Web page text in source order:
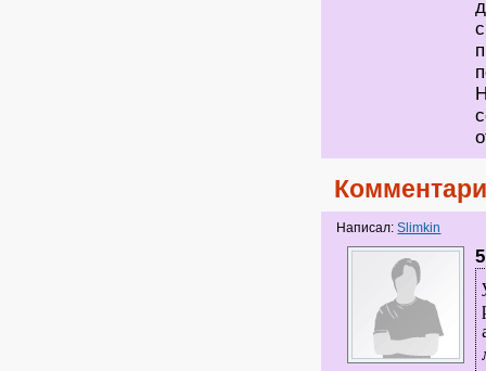
Написал:Slimkin